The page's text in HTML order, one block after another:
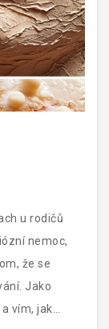
u rodičů
nemoc,
že se
Jako
vím, jak